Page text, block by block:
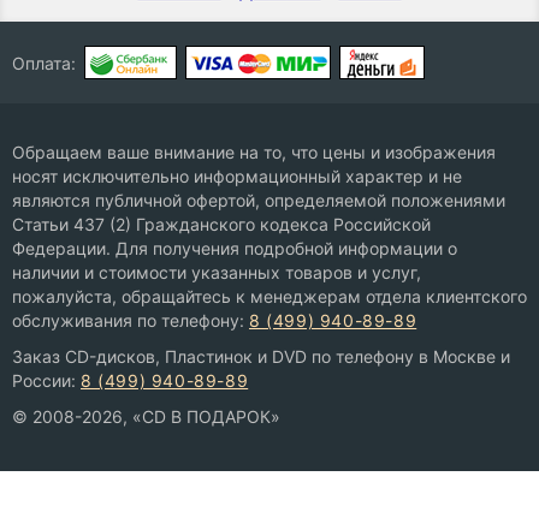
Оплата:
Обращаем ваше внимание на то, что цены и изображения
носят исключительно информационный характер и не
являются публичной офертой, определяемой положениями
Статьи 437 (2) Гражданского кодекса Российской
Федерации. Для получения подробной информации о
наличии и стоимости указанных товаров и услуг,
пожалуйста, обращайтесь к менеджерам отдела клиентского
обслуживания по телефону: 8 (499) 940-89-89
Заказ CD-дисков, Пластинок и DVD по телефону в Москве и
России: 8 (499) 940-89-89
© 2008-2026, «CD В ПОДАРОК»